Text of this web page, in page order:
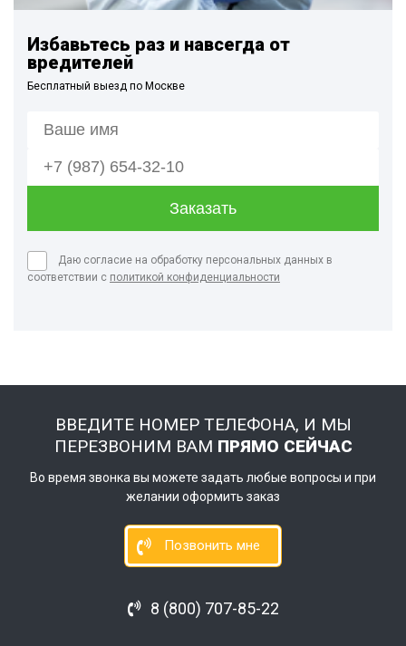
Избавьтесь раз и навсегда от
вредителей
Бесплатный выезд по Москве
Даю согласие на обработку персональных данных в
соответствии с политикой конфиденциальности
ВВЕДИТЕ НОМЕР ТЕЛЕФОНА, И МЫ
ПЕРЕЗВОНИМ ВАМ ПРЯМО СЕЙЧАС
Во время звонка вы можете задать любые вопросы и при
желании оформить заказ
Позвонить мне
8 (800) 707-85-22